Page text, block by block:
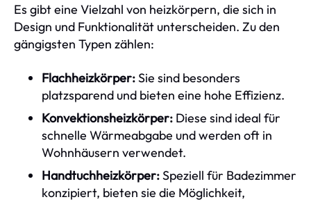
Es gibt eine Vielzahl von heizkörpern, die sich in
Design und Funktionalität unterscheiden. Zu den
gängigsten Typen zählen:
Flachheizkörper:Sie sind besonders
platzsparend und bieten eine hohe Effizienz.
Konvektionsheizkörper: Diese sind ideal für
schnelle Wärmeabgabe und werden oft in
Wohnhäusern verwendet.
Handtuchheizkörper:Speziell für Badezimmer
konzipiert, bieten sie die Möglichkeit,